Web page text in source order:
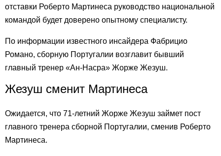
отставки Роберто Мартинеса руководство национальной
командой будет доверено опытному специалисту.
По информации известного инсайдера Фабрицио
Романо, сборную Португалии возглавит бывший
главный тренер «Ан-Насра» Жорже Жезуш.
Жезуш сменит Мартинеса
Ожидается, что 71-летний Жорже Жезуш займет пост
главного тренера сборной Португалии, сменив Роберто
Мартинеса.